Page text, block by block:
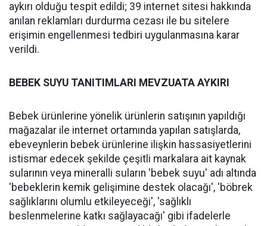
aykırı olduğu tespit edildi; 39 internet sitesi hakkında
anılan reklamları durdurma cezası ile bu sitelere
erişimin engellenmesi tedbiri uygulanmasına karar
verildi.
BEBEK SUYU TANITIMLARI MEVZUATA AYKIRI
Bebek ürünlerine yönelik ürünlerin satışının yapıldığı
mağazalar ile internet ortamında yapılan satışlarda,
ebeveynlerin bebek ürünlerine ilişkin hassasiyetlerini
istismar edecek şekilde çeşitli markalara ait kaynak
sularının veya mineralli suların 'bebek suyu' adı altında
'bebeklerin kemik gelişimine destek olacağı', 'böbrek
sağlıklarını olumlu etkileyeceği', 'sağlıklı
beslenmelerine katkı sağlayacağı' gibi ifadelerle